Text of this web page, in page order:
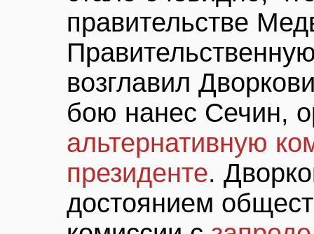
правительстве
возглавил
бою нанес Сечин,
альтернативную
президенте.
достоянием